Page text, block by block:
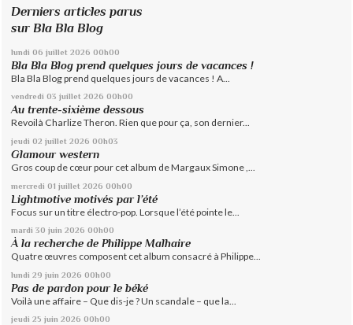
Derniers articles parus
sur Bla Bla Blog
lundi 06 juillet 2026 00h00
Bla Bla Blog prend quelques jours de vacances !
Bla Bla Blog prend quelques jours de vacances ! A...
vendredi 03 juillet 2026 00h00
Au trente-sixième dessous
Revoilà Charlize Theron. Rien que pour ça, son dernier...
jeudi 02 juillet 2026 00h03
Glamour western
Gros coup de cœur pour cet album de Margaux Simone ,...
mercredi 01 juillet 2026 00h00
Lightmotive motivés par l’été
Focus sur un titre électro-pop. Lorsque l’été pointe le...
mardi 30 juin 2026 00h00
À la recherche de Philippe Malhaire
Quatre œuvres composent cet album consacré à Philippe...
lundi 29 juin 2026 00h00
Pas de pardon pour le béké
Voilà une affaire – Que dis-je ? Un scandale – que la...
jeudi 25 juin 2026 00h00